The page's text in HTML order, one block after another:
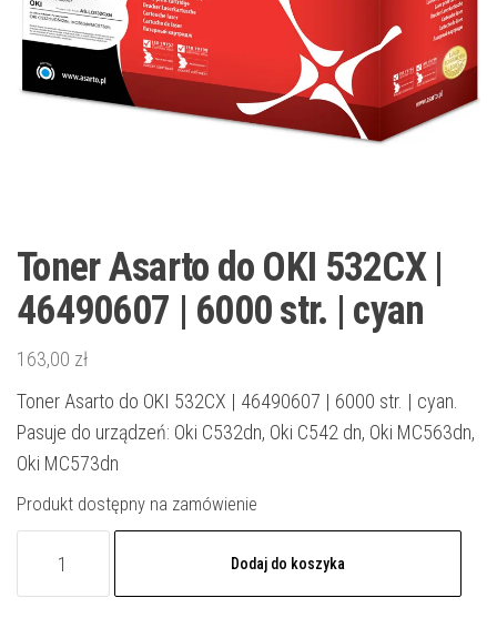
Toner Asarto do OKI 532CX |
46490607 | 6000 str. | cyan
163,00 zł
Toner Asarto do OKI 532CX | 46490607 | 6000 str. | cyan.
Pasuje do urządzeń: Oki C532dn, Oki C542 dn, Oki MC563dn,
Oki MC573dn
Produkt dostępny na zamówienie
Dodaj do koszyka